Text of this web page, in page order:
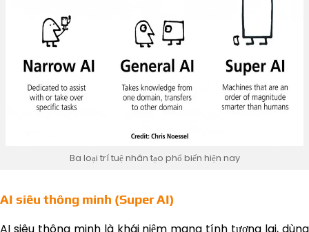
Ba loại trí tuệ nhân tạo phổ biến hiện nay
AI siêu thông minh (Super AI)